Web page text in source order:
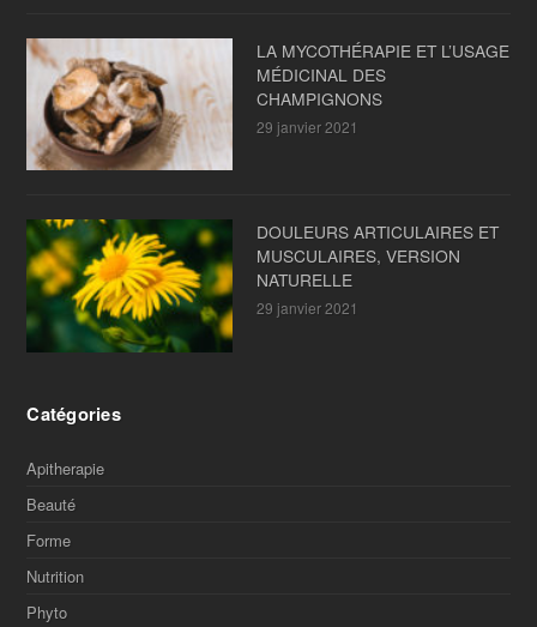
LA MYCOTHÉRAPIE ET L’USAGE
MÉDICINAL DES
CHAMPIGNONS
29 janvier 2021
DOULEURS ARTICULAIRES ET
MUSCULAIRES, VERSION
NATURELLE
29 janvier 2021
Catégories
Apitherapie
Beauté
Forme
Nutrition
Phyto